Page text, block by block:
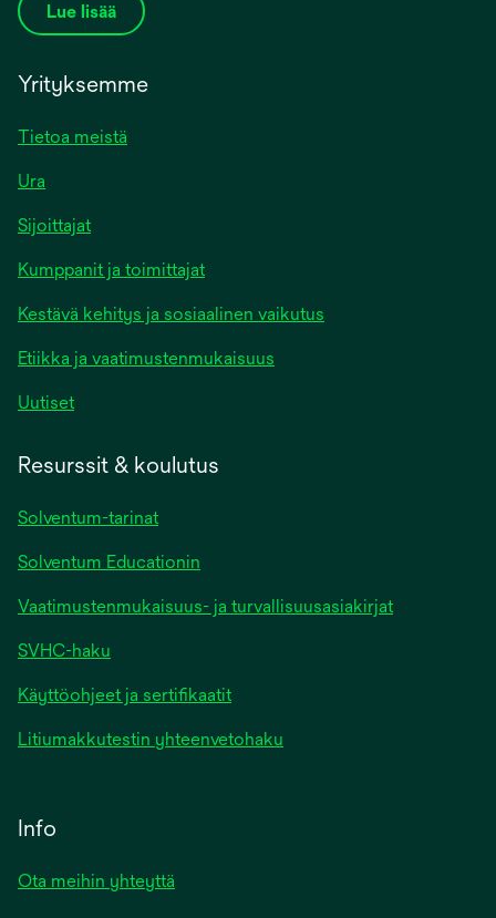
Lue lisää
Yrityksemme
Tietoa meistä
Ura
Sijoittajat
Kumppanit ja toimittajat
Kestävä kehitys ja sosiaalinen vaikutus
Etiikka ja vaatimustenmukaisuus
Uutiset
Resurssit & koulutus
Solventum-tarinat
Solventum Educationin
Vaatimustenmukaisuus- ja turvallisuusasiakirjat
SVHC-haku
Käyttöohjeet ja sertifikaatit
Litiumakkutestin yhteenvetohaku
Info
Ota meihin yhteyttä